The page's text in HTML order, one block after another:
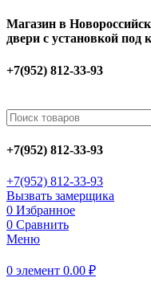
Магазин в
двери с установкой под
+7(952) 812-33-93
+7(952) 812-33-93
+7(952) 812-33-93
Вызвать замерщика
0 Избранное
0 Сравнить
Меню
0 элемент 0.00 ₽